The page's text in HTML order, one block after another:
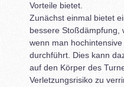
Vorteile bietet.
Zunächst einmal bietet
bessere Stoßdämpfung,
wenn man
durchführt. Dies kann
auf den Körper des
Verletzungsrisiko zu